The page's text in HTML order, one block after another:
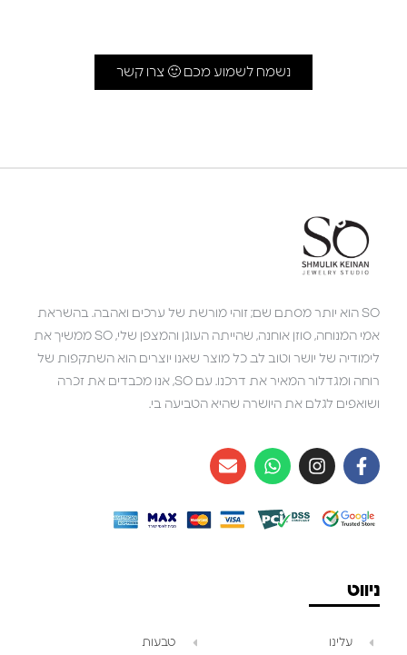
נשמח לשמוע מכם 🙂 צרו קשר
SO הוא יותר מסתם שם; זוהי מורשת של ערכים ואהבה. בהשראת
אמי המנוחה, סוזן אוחנה, שהייתה העוגן והמצפן שלי, SO ממשיך את
לימודיה של יושר וטוב לב. כל מוצר שאנו יוצרים הוא השתקפות של
רוחה ומגדלור המאיר את דרכנו. עם SO, אנו מכבדים את זכרה
ושואפים לגלם את היושרה שהיא הטביעה בי.
ניווט
עלינו טבעות